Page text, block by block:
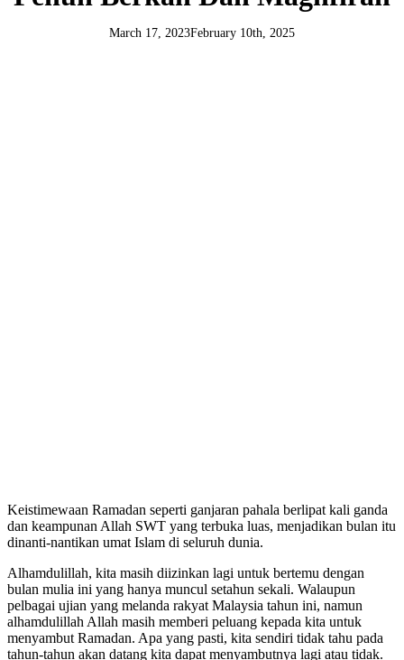
March 17, 2023February 10th, 2025
Keistimewaan Ramadan seperti ganjaran pahala berlipat kali ganda
dan keampunan Allah SWT yang terbuka luas, menjadikan bulan itu
dinanti-nantikan umat Islam di seluruh dunia.
Alhamdulillah, kita masih diizinkan lagi untuk bertemu dengan
bulan mulia ini yang hanya muncul setahun sekali. Walaupun
pelbagai ujian yang melanda rakyat Malaysia tahun ini, namun
alhamdulillah Allah masih memberi peluang kepada kita untuk
menyambut Ramadan. Apa yang pasti, kita sendiri tidak tahu pada
tahun-tahun akan datang kita dapat menyambutnya lagi atau tidak.